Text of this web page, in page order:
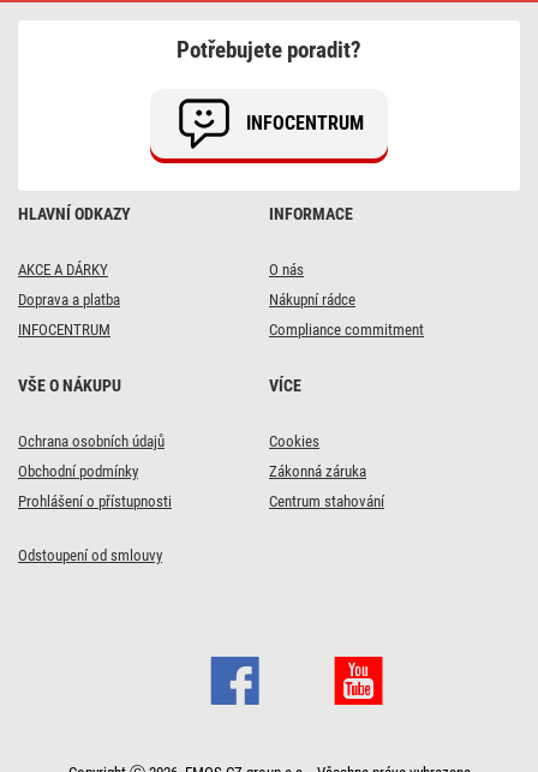
HLAVNÍ ODKAZY
AKCE A DÁRKY
Doprava a platba
INFOCENTRUM
INFORMACE
O nás
Nákupní rádce
Compliance commitment
VŠE O NÁKUPU
Ochrana osobních údajů
Obchodní podmínky
Prohlášení o přístupnosti
VÍCE
Cookies
Zákonná záruka
Centrum stahování
Odstoupení od smlouvy
Potřebujete poradit?
INFOCENTRUM